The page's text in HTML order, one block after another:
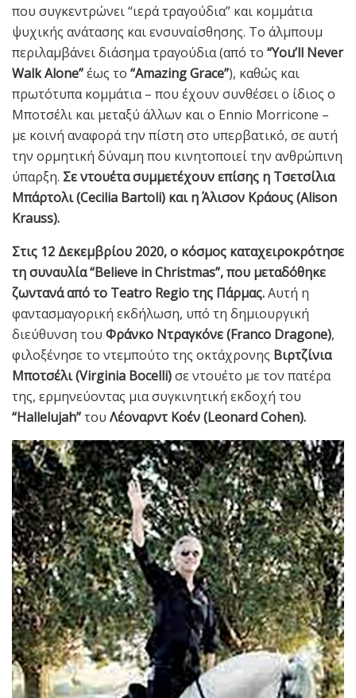
που συγκεντρώνει “ιερά τραγούδια” και κομμάτια
ψυχικής ανάτασης και ενσυναίσθησης. Το άλμπουμ
περιλαμβάνει διάσημα τραγούδια (από το “You’ll Never
Walk Alone”έως το “Amazing Grace”), καθώς και
πρωτότυπα κομμάτια – που έχουν συνθέσει ο ίδιος ο
Μποτσέλι και μεταξύ άλλων και ο Ennio Morricone –
με κοινή αναφορά την πίστη στο υπερβατικό, σε αυτή
την ορμητική δύναμη που κινητοποιεί την ανθρώπινη
ύπαρξη. Σε ντουέτα συμμετέχουν επίσης η Τσετσίλια
Μπάρτολι (Cecilia Bartoli) και η Άλισον Κράους (Alison
Krauss).
Στις 12 Δεκεμβρίου 2020, ο κόσμος καταχειροκρότησε
τη συναυλία “Believe in Christmas”,που μεταδόθηκε
ζωντανά από το Teatro Regio της Πάρμας.Αυτή η
φαντασμαγορική εκδήλωση, υπό τη δημιουργική
διεύθυνση του Φράνκο Ντραγκόνε (Franco Dragone),
φιλοξένησε το ντεμπούτο της οκτάχρονης Βιρτζίνια
Μποτσέλι (Virginia Bocelli)σε ντουέτο με τον πατέρα
της, ερμηνεύοντας μια συγκινητική εκδοχή του
“Hallelujah”του Λέοναρντ Κοέν (Leonard Cohen).